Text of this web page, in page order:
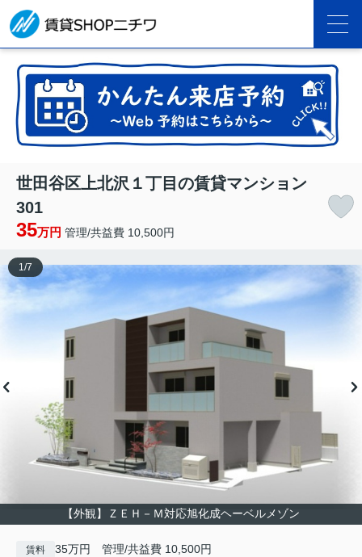
世田谷区上北沢１丁目の賃貸マンション
301
35万円 管理/共益費 10,500円
【外観】ＺＥＨ－Ｍ対応旭化成ヘーベルメゾン
1/7
賃料 35万円 管理/共益費 10,500円